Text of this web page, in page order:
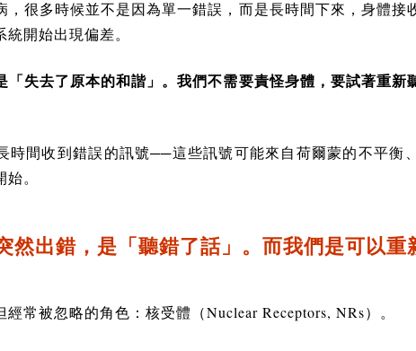
，很多時候並不是因為單一錯誤，而是長時間下來，身體接
開始出現偏差。
「失去了原本的和諧」。我們不需要責怪身體，要試著重新
時間收到錯誤的訊號──這些訊號可能來自荷爾蒙的不平衡
。
然出錯，是「聽錯了話」。而我們是可以重
經常被忽略的角色：核受體（Nuclear Receptors, NRs）。